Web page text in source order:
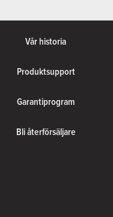
Vår historia
Produktsupport
Garantiprogram
Bli återförsäljare